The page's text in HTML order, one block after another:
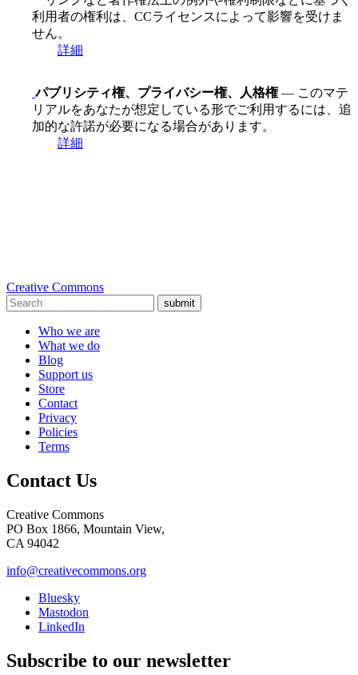
利用者の権利は、CCライセンスによって影響を受けま
せん。
詳細
パブリシティ権、プライバシー権、人格権— このマテ
リアルをあなたが想定している形でご利用するには、追
加的な許諾が必要になる場合があります。
詳細
Creative Commons
submit
Who we are
What we do
Blog
Support us
Store
Contact
Privacy
Policies
Terms
Contact Us
Creative Commons
PO Box 1866, Mountain View,
CA 94042
info@creativecommons.org
Bluesky
Mastodon
LinkedIn
Subscribe to our newsletter